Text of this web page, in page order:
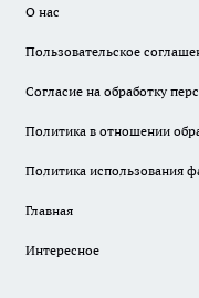
О нас
Пользовательское
Согласие на обработку
Политика в отношении
Политика использования
Главная
Интересное